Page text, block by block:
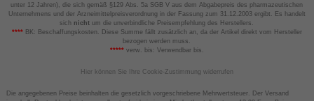
unter 12 Jahren), die sich gemäß §129 Abs. 5a SGB V aus dem Abgabepreis des pharmazeutischen
Unternehmens und der Arzneimittelpreisverordnung in der Fassung zum 31.12.2003 ergibt. Es handelt
sich nicht um die unverbindliche Preisempfehlung des Herstellers.
****BK: Beschaffungskosten. Diese Summe fällt zusätzlich an, da der Artikel direkt vom Hersteller
bezogen werden muss.
*****verw. bis: Verwendbar bis.
Hier können Sie Ihre Cookie-Zustimmung widerrufen
Die angegebenen Preise beinhalten die gesetzlich vorgeschriebene Mehrwertsteuer. Der Versand